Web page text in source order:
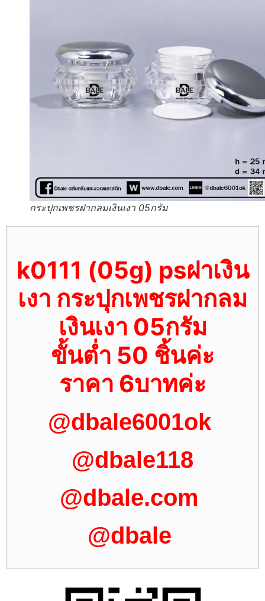
กระปุกเพชรฝากลมเงินเงา 05กรัม
k0111 (05g) psฝาเงิน
เงา กระปุกเพชรฝากลม
เงินเงา 05กรัม
ขั้นต่ำ 50 ชิ้นค่ะ
ราคา 6บาทค่ะ
@dbale6001ok
@dbale118
@dbale.com
@dbale